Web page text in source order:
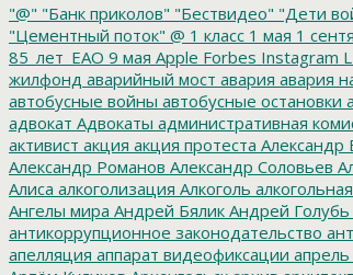
"@" "Банк приколов" "Бествидео" "Дети
"Цементный поток" @ 1 класс 1 мая 1
85_лет_ЕАО 9 мая Apple Forbes Instagram
жилфонд аварийный мост авария авария
автобусные войны автобусные остановки
адвокат Адвокаты административная
активист акция акция протеста Александр
Александр Романов Александр Соловьев
Алиса алкоголизация Алкоголь
Ангелы мира Андрей Бялик Андрей Голубь
антикоррупционное законодательство
апелляция аппарат видеофиксации апрель